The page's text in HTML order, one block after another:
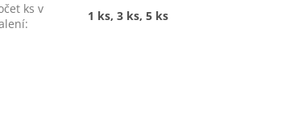
ks v
:
1 ks, 3 ks, 5 ks